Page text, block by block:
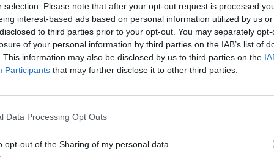
selection. Please note that after your opt-out request is processed
interest-based ads based on personal information utilized by us
to third parties prior to your opt-out. You may separately
of your personal information by third parties on the IAB’s list of
This information may also be disclosed by us to third parties on the
Participants that may further disclose it to other third parties.
Data Processing Opt Outs
opt-out of the Sharing of my personal data.
με το εισπνεόμενο
με Μητσοτάκη – Τσιόδρα
«Αττικόν» και «Σωτηρία» του
κατά της Covid. Συναντήσεις στην Αθήνα
5